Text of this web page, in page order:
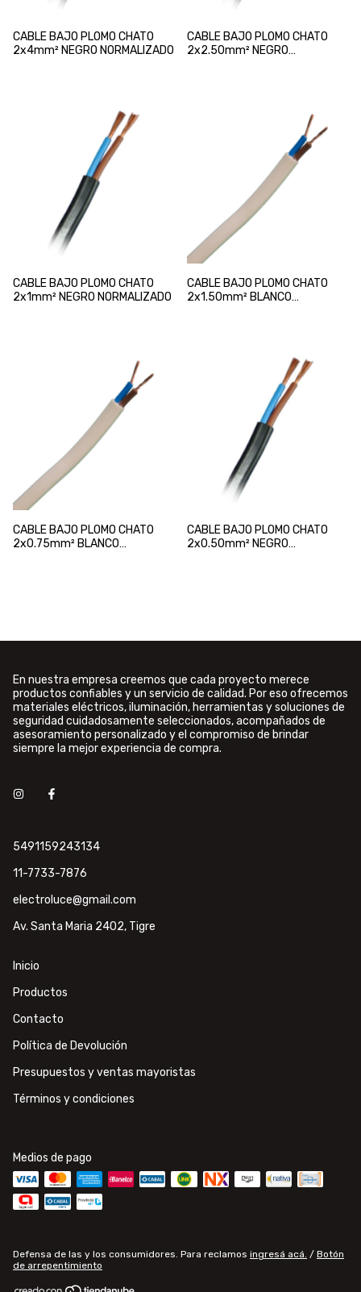
CABLE BAJO PLOMO CHATO
2x4mm² NEGRO NORMALIZADO
CABLE BAJO PLOMO CHATO
2x2.50mm² NEGRO
CABLE BAJO PLOMO CHATO
2x1mm² NEGRO NORMALIZADO
CABLE BAJO PLOMO CHATO
2x1.50mm² BLANCO
CABLE BAJO PLOMO CHATO
2x0.75mm² BLANCO
CABLE BAJO PLOMO CHATO
2x0.50mm² NEGRO
En nuestra empresa creemos que cada proyecto merece
productos confiables y un servicio de calidad. Por eso ofrecemos
materiales eléctricos, iluminación, herramientas y soluciones de
seguridad cuidadosamente seleccionados, acompañados de
asesoramiento personalizado y el compromiso de brindar
siempre la mejor experiencia de compra.
5491159243134
11-7733-7876
electroluce@gmail.com
Av. Santa Maria 2402, Tigre
Inicio
Productos
Contacto
Política de Devolución
Presupuestos y ventas mayoristas
Términos y condiciones
Medios de pago
Defensa de las y los consumidores. Para reclamos ingresá acá. / Botón
de arrepentimiento